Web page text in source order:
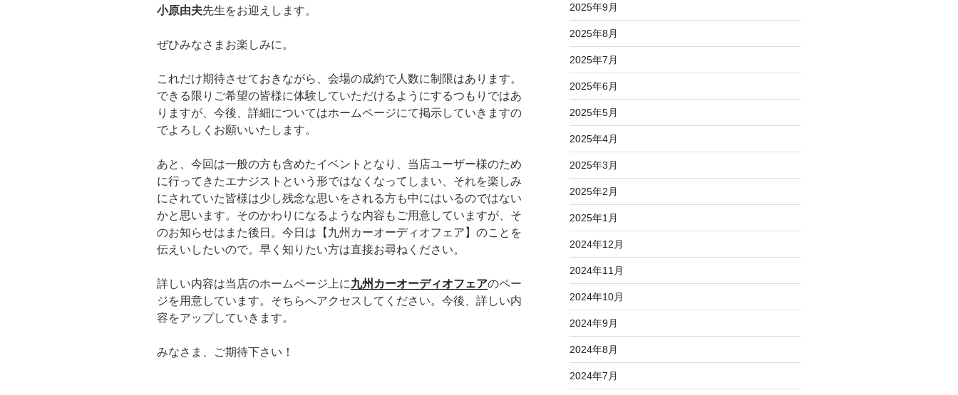
小原由夫先生をお迎えします。
ぜひみなさまお楽しみに。
これだけ期待させておきながら、会場の成約で人数に制限はあります。
できる限りご希望の皆様に体験していただけるようにするつもりではあ
りますが、今後、詳細についてはホームページにて掲示していきますの
でよろしくお願いいたします。
あと、今回は一般の方も含めたイベントとなり、当店ユーザー様のため
に行ってきたエナジストという形ではなくなってしまい、それを楽しみ
にされていた皆様は少し残念な思いをされる方も中にはいるのではない
かと思います。そのかわりになるような内容もご用意していますが、そ
のお知らせはまた後日。今日は【九州カーオーディオフェア】のことを
伝えいしたいので。早く知りたい方は直接お尋ねください。
詳しい内容は当店のホームページ上に九州カーオーディオフェアのペー
ジを用意しています。そちらへアクセスしてください。今後、詳しい内
容をアップしていきます。
みなさま、ご期待下さい！
2025年9月
2025年8月
2025年7月
2025年6月
2025年5月
2025年4月
2025年3月
2025年2月
2025年1月
2024年12月
2024年11月
2024年10月
2024年9月
2024年8月
2024年7月